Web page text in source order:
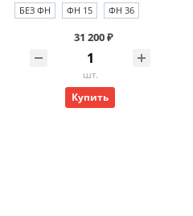
БЕЗ ФН ФН 15 ФН 36
31 200 ₽
шт.
Купить